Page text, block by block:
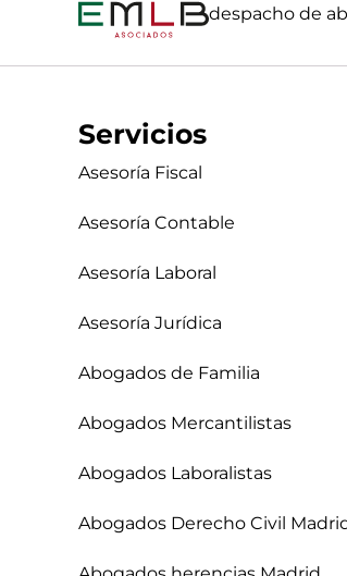
despacho de
Servicios
Asesoría Fiscal
Asesoría Contable
Asesoría Laboral
Asesoría Jurídica
Abogados de Familia
Abogados Mercantilistas
Abogados Laboralistas
Abogados Derecho Civil